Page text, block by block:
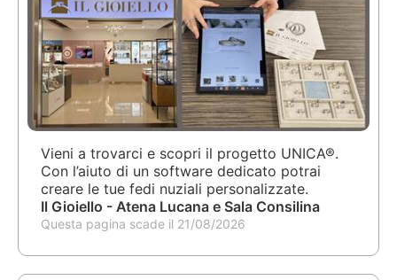
Vieni a trovarci e scopri il progetto UNICA®.
Con l’aiuto di un software dedicato potrai
creare le tue fedi nuziali personalizzate.
Il Gioiello - Atena Lucana e Sala Consilina
Questa pagina scade il 21/08/2026